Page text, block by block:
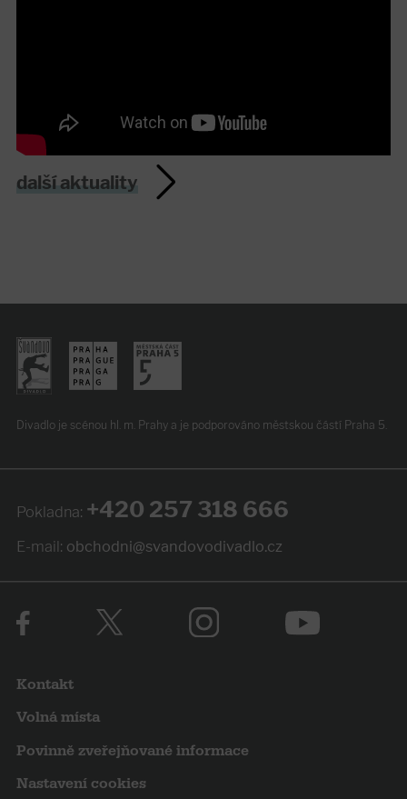
další aktuality
Divadlo je scénou hl. m. Prahy a je podporováno městskou částí Praha 5.
Pokladna: +420 257 318 666
E-mail: obchodni@svandovodivadlo.cz
Kontakt
Volná místa
Povinně zveřejňované informace
Nastavení cookies